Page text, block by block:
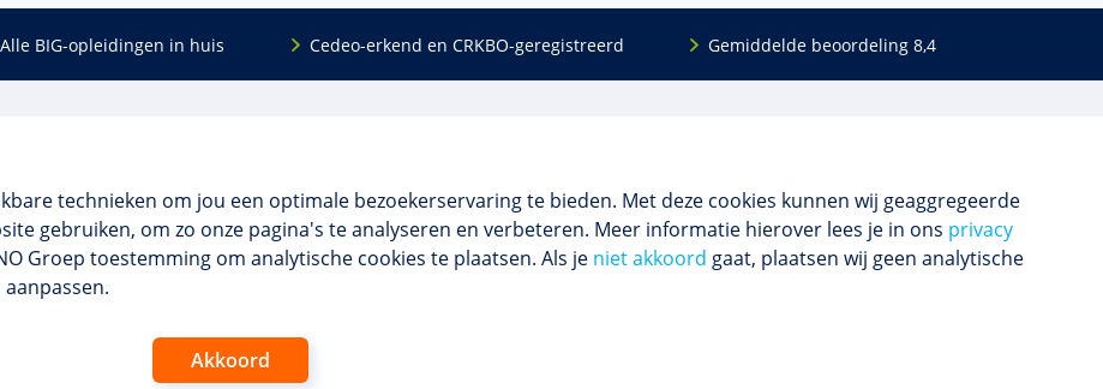
technieken om jou een optimale bezoekerservaring te bieden. Met deze cookies kunnen wij geaggregeerde
gebruiken, om zo onze pagina's te analyseren en verbeteren. Meer informatie hierover lees je in ons privacy
Groep toestemming om analytische cookies te plaatsen. Als je niet akkoord gaat, plaatsen wij geen analytische
Akkoord
Alle BIG-opleidingen in huis Cedeo-erkend en CRKBO-geregistreerd Gemiddelde beoordeling 8,4
en incompany
aanvragen
Veelgestelde vragen
Contact
Algemene voorwaarden
aanbod en ons laatste nieuws.
Inschrijven nieuwsbrief